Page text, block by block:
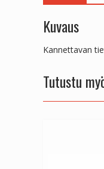
Kuvaus
Kannettavan
Tutustu